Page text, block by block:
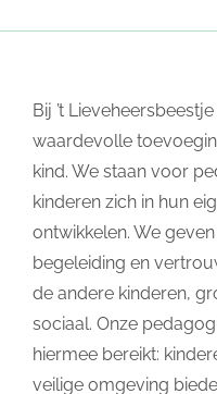
Bij ’t
waardevolle
kind. We staan voor
kinderen zich in hun
ontwikkelen. We
begeleiding en
de andere kinderen,
sociaal. Onze
hiermee bereikt:
veilige omgeving